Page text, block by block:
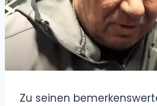
Zu seinen